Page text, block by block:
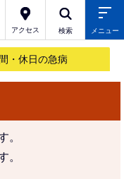
アクセス 検索 メニュー
・休日の急病
。
。